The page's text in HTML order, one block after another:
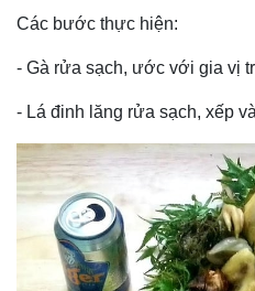
Các bước thực hiện:
- Gà rửa sạch, ước với gia vị
- Lá đinh lăng rửa sạch, xếp